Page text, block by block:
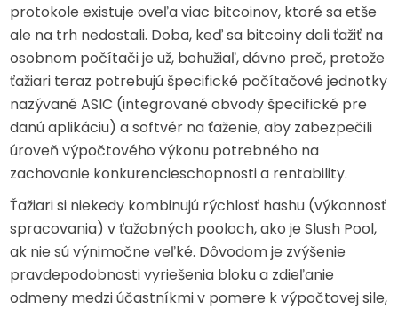
protokole existuje oveľa viac bitcoinov, ktoré sa etše
ale na trh nedostali. Doba, keď sa bitcoiny dali ťažiť na
osobnom počítači je už, bohužiaľ, dávno preč, pretože
ťažiari teraz potrebujú špecifické počítačové jednotky
nazývané ASIC (integrované obvody špecifické pre
danú aplikáciu) a softvér na ťaženie, aby zabezpečili
úroveň výpočtového výkonu potrebného na
zachovanie konkurencieschopnosti a rentability.
Ťažiari si niekedy kombinujú rýchlosť hashu (výkonnosť
spracovania) v ťažobných pooloch, ako je Slush Pool,
ak nie sú výnimočne veľké. Dôvodom je zvýšenie
pravdepodobnosti vyriešenia bloku a zdieľanie
odmeny medzi účastníkmi v pomere k výpočtovej sile,